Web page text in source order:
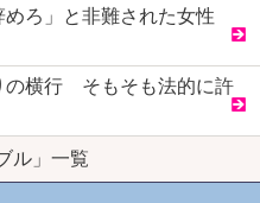
めろ」と非難された女性
の横行 そもそも法的に許
ル」一覧